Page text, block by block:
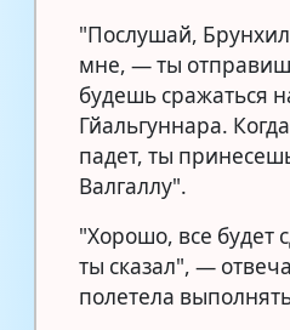
"Послушай,
мне, — ты
будешь сражаться
Гйальгуннара.
падет, ты
Валгаллу".
"Хорошо, все будет
ты сказал", —
полетела